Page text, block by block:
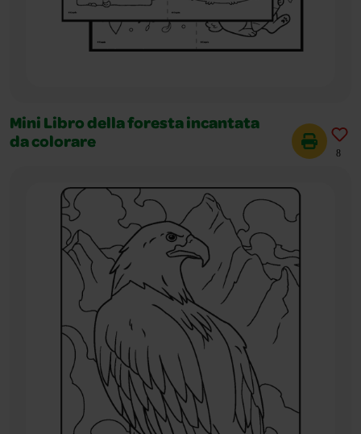
Mini Libro della foresta incantata
da colorare
8